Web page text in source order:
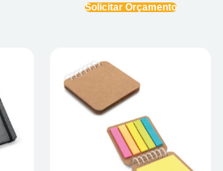
Solicitar Orçamento